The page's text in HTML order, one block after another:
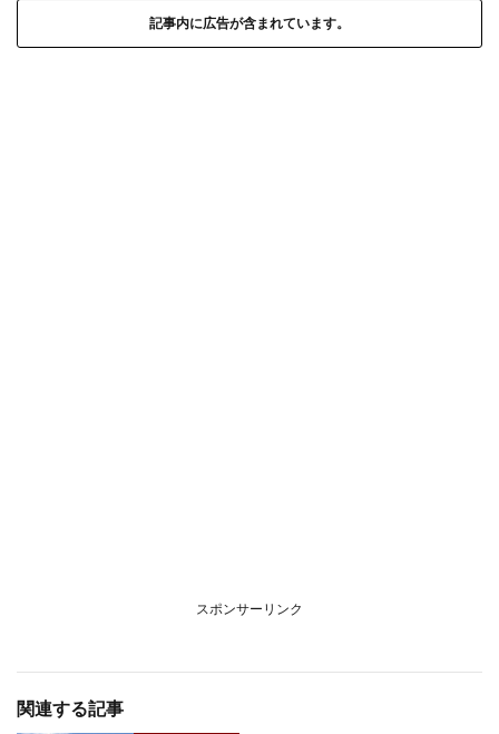
記事内に広告が含まれています。
スポンサーリンク
関連する記事